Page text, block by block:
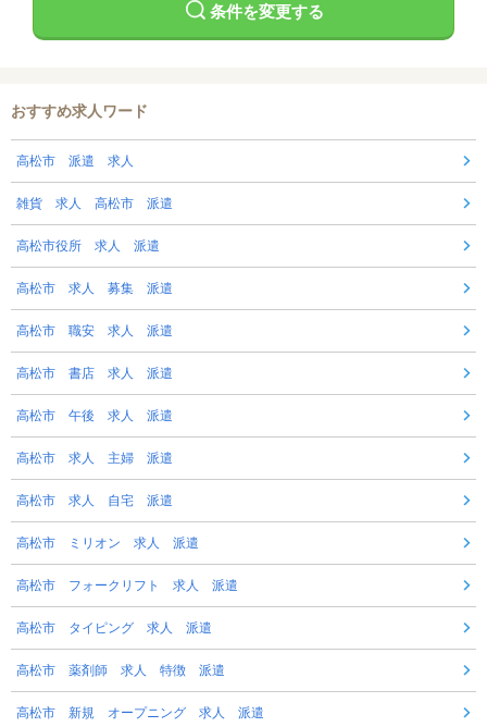
条件を変更する
おすすめ求人ワード
高松市 派遣 求人
雑貨 求人 高松市 派遣
高松市役所 求人 派遣
高松市 求人 募集 派遣
高松市 職安 求人 派遣
高松市 書店 求人 派遣
高松市 午後 求人 派遣
高松市 求人 主婦 派遣
高松市 求人 自宅 派遣
高松市 ミリオン 求人 派遣
高松市 フォークリフト 求人 派遣
高松市 タイピング 求人 派遣
高松市 薬剤師 求人 特徴 派遣
高松市 新規 オープニング 求人 派遣